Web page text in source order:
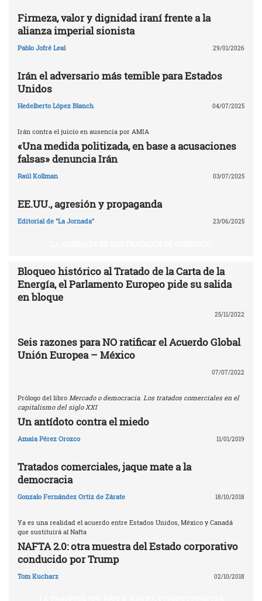
Firmeza, valor y dignidad iraní frente a la
alianza imperial sionista
Pablo Jofré Leal 29/01/2026
Irán el adversario más temible para Estados
Unidos
Hedelberto López Blanch 04/07/2025
Irán contra el juicio en ausencia por AMIA
«Una medida politizada, en base a acusaciones
falsas» denuncia Irán
Raúl Kollman 03/07/2025
EE.UU., agresión y propaganda
Editorial de "La Jornada" 23/06/2025
Bloqueo histórico al Tratado de la Carta de la
Energía, el Parlamento Europeo pide su salida
en bloque
25/11/2022
Seis razones para NO ratificar el Acuerdo Global
Unión Europea – México
07/07/2022
Prólogo del libro Mercado o democracia. Los tratados comerciales en el
capitalismo del siglo XXI
Un antídoto contra el miedo
Amaia Pérez Orozco 11/01/2019
Tratados comerciales, jaque mate a la
democracia
Gonzalo Fernández Ortiz de Zárate 18/10/2018
Ya es una realidad el acuerdo entre Estados Unidos, México y Canadá
que sustituirá al Nafta
NAFTA 2.0: otra muestra del Estado corporativo
conducido por Trump
Tom Kucharz 02/10/2018